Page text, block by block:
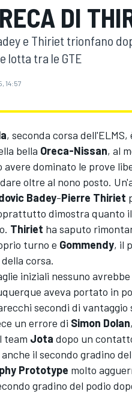
WEC
DI
e Thiriet trionfano
lotta tra le GTE
14:57
, seconda corsa
bella Oreca-Nissan, al
avere dominato le prove
oltre al nono posto.
Badey-Pierre Thiriet
dimostra quanto
Thiriet ha saputo
turno e Gommendy, il
corsa.
iniziali nessuno
aveva portato in
secondi di
un errore di Simon Dolan
team Jota dopo un
il secondo gradino
Prototype molto
gradino del podio